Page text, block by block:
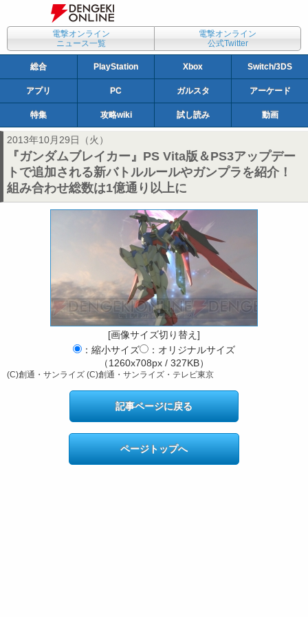
電撃オンライン
ニュース一覧
電撃オンライン
公式Twitter
総合 PlayStation Xbox Switch/3DS
アプリ PC ガルスタ アーケード
特集 攻略wiki 試し読み 動画
2013年10月29日（火）
『ガンダムブレイカー』PS Vita版＆PS3アップデー
トで追加される新バトルルールやガンプラを紹介！
組み合わせ総数は1億通り以上に
[画像サイズ切り替え]
：縮小サイズ
：オリジナルサイズ
（1260x708px / 327KB）
(C)創通・サンライズ (C)創通・サンライズ・テレビ東京
記事ページに戻る
ページトップへ